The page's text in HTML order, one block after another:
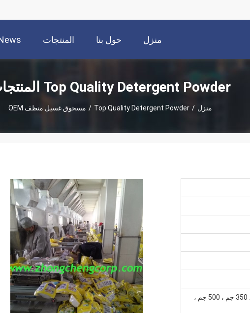
منزل حول بنا المنتجات
Top Quality Detergent Powder المنتجات
منزل /
Top Quality Detergent Powder
/ مسحوق غسيل منظف OEM
35 جم ، 125 جم ، 200 جم ، 350 جم ، 500 جم ،